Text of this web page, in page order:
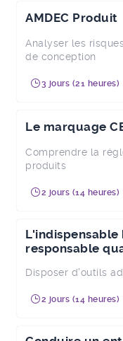
AMDEC Produit
Analyser les
de conception
3 jours (21 heures)
Le marquage
Comprendre la
produits
2 jours (14 heures)
responsable
Disposer d'outils
2 jours (14 heures)